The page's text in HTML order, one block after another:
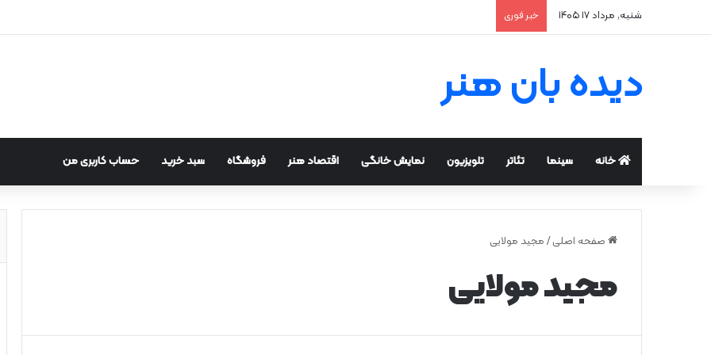
شنبه, مرداد ۱۷ ۱۴۰۵ خبر فوری
دیده بان هنر
خانه سینما تئاتر تلویزیون نمایش خانگی اقتصاد هنر فروشگاه سبد خرید حساب کاربری من
صفحه اصلی / مجید مولایی
مجید مولایی